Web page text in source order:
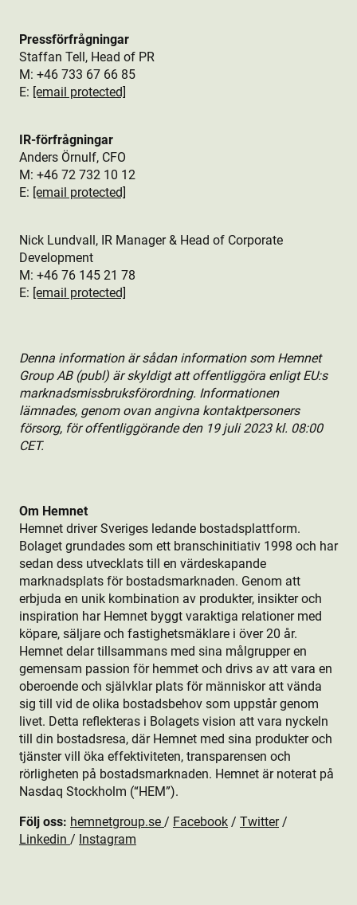
Pressförfrågningar
Staffan Tell, Head of PR
M: +46 733 67 66 85
E: [email protected]
IR-förfrågningar
Anders Örnulf, CFO
M: +46 72 732 10 12
E: [email protected]
Nick Lundvall, IR Manager & Head of Corporate
Development
M: +46 76 145 21 78
E: [email protected]
Denna information är sådan information som Hemnet
Group AB (publ) är skyldigt att offentliggöra enligt EU:s
marknadsmissbruksförordning. Informationen
lämnades, genom ovan angivna kontaktpersoners
försorg, för offentliggörande den 19 juli 2023 kl. 08:00
CET.
Om Hemnet
Hemnet driver Sveriges ledande bostads­plattform.
Bolaget grundades som ett branschinitiativ 1998 och har
sedan dess utvecklats till en värdeskapande
marknadsplats för bostads­marknaden. Genom att
erbjuda en unik kombination av produkt­er, insikter och
inspiration har Hemnet byggt varaktiga relationer med
köpare, säljare och fastighetsmäklare i över 20 år.
Hemnet delar tillsammans med sina målgrupper en
gemensam passion för hemmet och drivs av att vara en
oberoende och självklar plats för människor att vända
sig till vid de olika bostads­behov som uppstår genom
livet. Detta reflekteras i Bolagets vision att vara nyckeln
till din bostads­resa, där Hemnet med sina produkt­er och
tjänster vill öka effektiviteten, transparensen och
rörligheten på bostads­marknaden. Hemnet är noterat på
Nasdaq Stockholm (“HEM”).
Följ oss: hemnetgroup.se / Facebook / Twitter/
Linkedin / Instagram